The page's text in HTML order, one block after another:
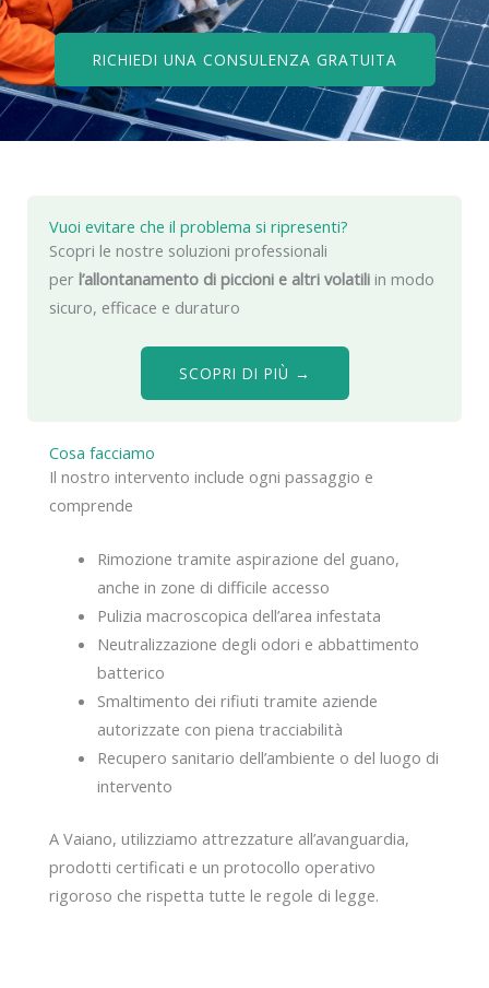
RICHIEDI UNA CONSULENZA GRATUITA
Cosa facciamo
Il nostro intervento include ogni passaggio e
comprende
Rimozione tramite aspirazione del guano,
anche in zone di difficile accesso
Pulizia macroscopica dell’area infestata
Neutralizzazione degli odori e abbattimento
batterico
Smaltimento dei rifiuti tramite aziende
autorizzate con piena tracciabilità
Recupero sanitario dell’ambiente o del luogo di
intervento
A Vaiano, utilizziamo attrezzature all’avanguardia,
prodotti certificati e un protocollo operativo
rigoroso che rispetta tutte le regole di legge.
Vuoi evitare che il problema si ripresenti?
Scopri le nostre soluzioni professionali
per l’allontanamento di piccioni e altri volatili in modo
sicuro, efficace e duraturo
SCOPRI DI PIÙ →